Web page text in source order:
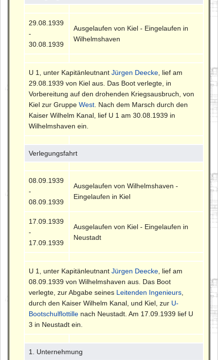
29.08.1939
-
30.08.1939
Ausgelaufen von Kiel - Eingelaufen in
Wilhelmshaven
U 1, unter KapitänleutnantJürgen Deecke , lief am
29.08.1939 von Kiel aus. Das Boot verlegte, in
Vorbereitung auf den drohenden Kriegsausbruch, von
Kiel zur GruppeWest . Nach dem Marsch durch den
Kaiser Wilhelm Kanal, lief U 1 am 30.08.1939 in
Wilhelmshaven ein.
Verlegungsfahrt
08.09.1939
-
08.09.1939
Ausgelaufen von Wilhelmshaven -
Eingelaufen in Kiel
17.09.1939
-
17.09.1939
Ausgelaufen von Kiel - Eingelaufen in
Neustadt
U 1, unter KapitänleutnantJürgen Deecke , lief am
08.09.1939 von Wilhelmshaven aus. Das Boot
verlegte, zur Abgabe seines Leitenden Ingenieurs
durch den Kaiser Wilhelm Kanal, und Kiel, zur U-
Bootschulflottille nach Neustadt. Am 17.09.1939 lief U
3 in Neustadt ein.
1. Unternehmung